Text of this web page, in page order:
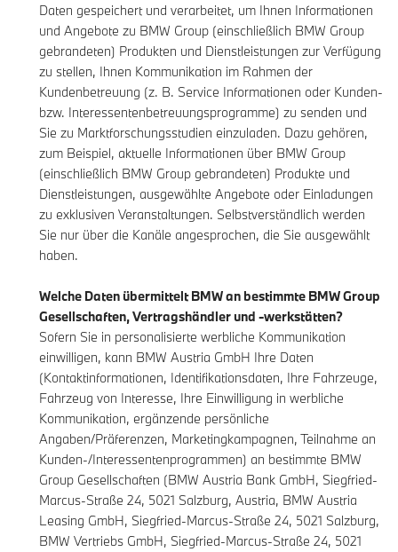
Daten gespeichert und verarbeitet, um Ihnen Informationen
und Angebote zu BMW Group (einschließlich BMW Group
gebrandeten) Produkten und Dienstleistungen zur Verfügung
zu stellen, Ihnen Kommunikation im Rahmen der
Kundenbetreuung (z. B. Service Informationen oder Kunden-
bzw. Interessentenbetreuungsprogramme) zu senden und
Sie zu Marktforschungsstudien einzuladen. Dazu gehören,
zum Beispiel, aktuelle Informationen über BMW Group
(einschließlich BMW Group gebrandeten) Produkte und
Dienstleistungen, ausgewählte Angebote oder Einladungen
zu exklusiven Veranstaltungen. Selbstverständlich werden
Sie nur über die Kanäle angesprochen, die Sie ausgewählt
haben.
Welche Daten übermittelt BMW an bestimmte BMW Group
Gesellschaften, Vertragshändler und -werkstätten?
Sofern Sie in personalisierte werbliche Kommunikation
einwilligen, kann BMW Austria GmbH Ihre Daten
(Kontaktinformationen, Identifikationsdaten, Ihre Fahrzeuge,
Fahrzeug von Interesse, Ihre Einwilligung in werbliche
Kommunikation, ergänzende persönliche
Angaben/Präferenzen, Marketingkampagnen, Teilnahme an
Kunden-/Interessentenprogrammen) an bestimmte BMW
Group Gesellschaften (BMW Austria Bank GmbH, Siegfried-
Marcus-Straße 24, 5021 Salzburg, Austria, BMW Austria
Leasing GmbH, Siegfried-Marcus-Straße 24, 5021 Salzburg,
BMW Vertriebs GmbH, Siegfried-Marcus-Straße 24, 5021